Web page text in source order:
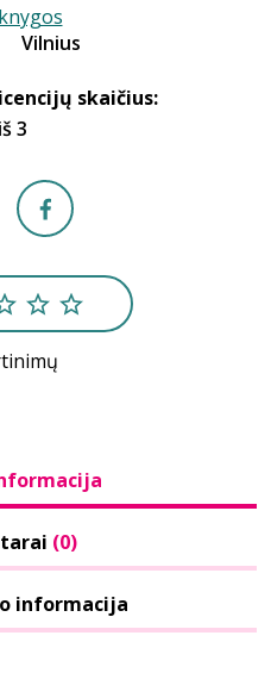
Vilnius
skaičius:
3
(0)
informacija